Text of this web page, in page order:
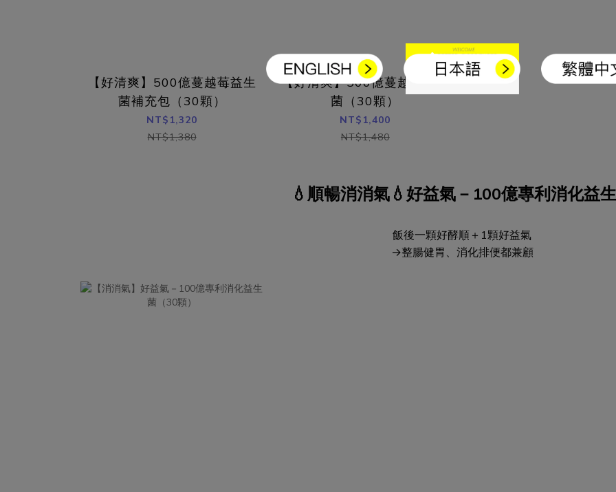
【好清爽】500億蔓越莓益生
菌補充包（30顆）
NT$1,320
NT$1,380
【好清爽】500億蔓越莓益生
菌（30顆）
NT$1,400
NT$1,480
💧順暢消消氣💧好益氣－100億專利消化益
飯後一顆好酵順＋1顆好益氣
→整腸健胃、消化排便都兼顧